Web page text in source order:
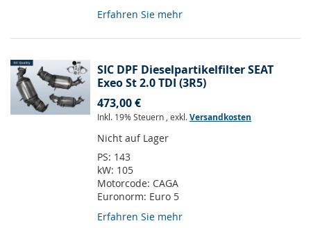
Erfahren Sie mehr
SIC DPF Dieselpartikelfilter SEAT
Exeo St 2.0 TDI (3R5)
473,00 €
Inkl. 19% Steuern , exkl.Versandkosten
Nicht auf Lager
PS: 143
kW: 105
Motorcode: CAGA
Euronorm: Euro 5
Erfahren Sie mehr